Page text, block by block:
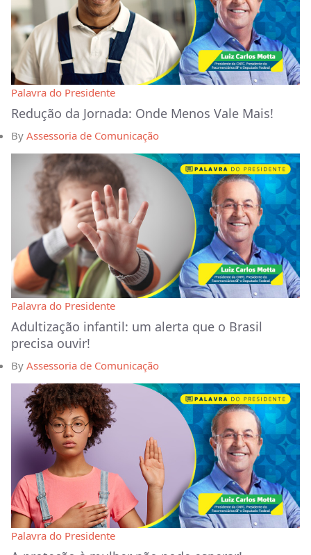
Palavra do Presidente
Redução da Jornada: Onde Menos Vale Mais!
By Assessoria de Comunicação
Palavra do Presidente
Adultização infantil: um alerta que o Brasil
precisa ouvir!
By Assessoria de Comunicação
Palavra do Presidente